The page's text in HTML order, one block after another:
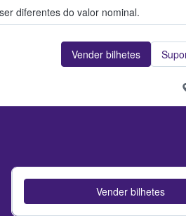
diferentes do valor nominal.
Vender bilhetes
Vender bilhetes